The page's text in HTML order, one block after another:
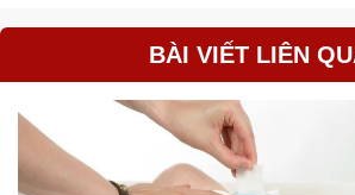
BÀI VIẾT LIÊN